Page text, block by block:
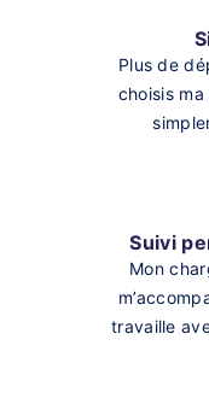
Plus de
choisis
Suivi
Mon
travaille